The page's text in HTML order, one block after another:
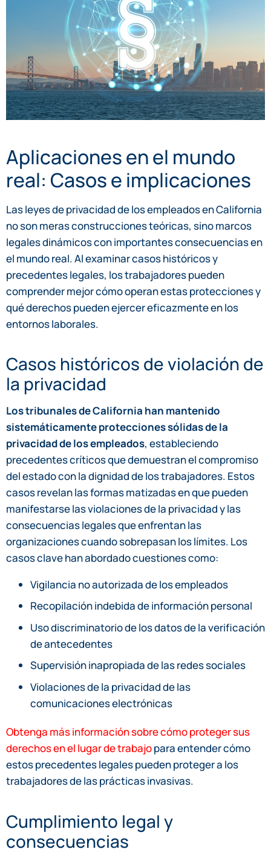
Aplicaciones en el mundo
real: Casos e implicaciones
Las leyes de privacidad de los empleados en California
no son meras construcciones teóricas, sino marcos
legales dinámicos con importantes consecuencias en
el mundo real. Al examinar casos históricos y
precedentes legales, los trabajadores pueden
comprender mejor cómo operan estas protecciones y
qué derechos pueden ejercer eficazmente en los
entornos laborales.
Casos históricos de violación de
la privacidad
Los tribunales de California han mantenido
sistemáticamente protecciones sólidas de la
privacidad de los empleados, estableciendo
precedentes críticos que demuestran el compromiso
del estado con la dignidad de los trabajadores. Estos
casos revelan las formas matizadas en que pueden
manifestarse las violaciones de la privacidad y las
consecuencias legales que enfrentan las
organizaciones cuando sobrepasan los límites. Los
casos clave han abordado cuestiones como:
Vigilancia no autorizada de los empleados
Recopilación indebida de información personal
Uso discriminatorio de los datos de la verificación
de antecedentes
Supervisión inapropiada de las redes sociales
Violaciones de la privacidad de las
comunicaciones electrónicas
Obtenga más información sobre cómo proteger sus
derechos en el lugar de trabajopara entender cómo
estos precedentes legales pueden proteger a los
trabajadores de las prácticas invasivas.
Cumplimiento legal y
consecuencias